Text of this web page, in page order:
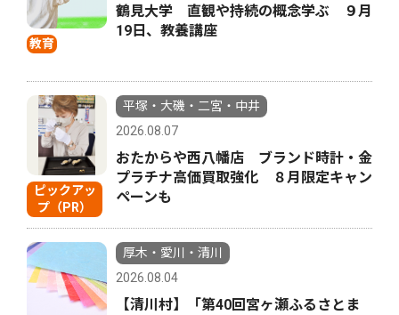
教育
鶴見大学 直観や持続の概念学ぶ ９月
19日、教養講座
ピックアッ
プ（PR）
平塚・大磯・二宮・中井
2026.08.07
おたからや西八幡店 ブランド時計・金
プラチナ高価買取強化 ８月限定キャン
ペーンも
厚木・愛川・清川
2026.08.04
【清川村】「第40回宮ヶ瀬ふるさとま